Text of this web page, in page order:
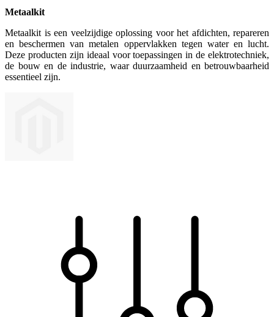
Metaalkit
Metaalkit is een veelzijdige oplossing voor het afdichten, repareren
en beschermen van metalen oppervlakken tegen water en lucht.
Deze producten zijn ideaal voor toepassingen in de elektrotechniek,
de bouw en de industrie, waar duurzaamheid en betrouwbaarheid
essentieel zijn.